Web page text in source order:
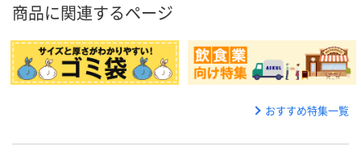
商品に関連するページ
おすすめ特集一覧